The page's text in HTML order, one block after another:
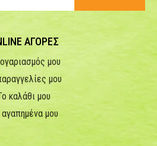
ΑΓΟΡΕΣ
μου
μου
καλάθι μου
μου